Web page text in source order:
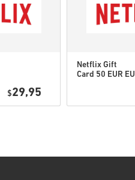
$29,95
Netflix Gift
Card 50 EUR EU